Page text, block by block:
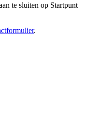
te sluiten op Startpunt
.